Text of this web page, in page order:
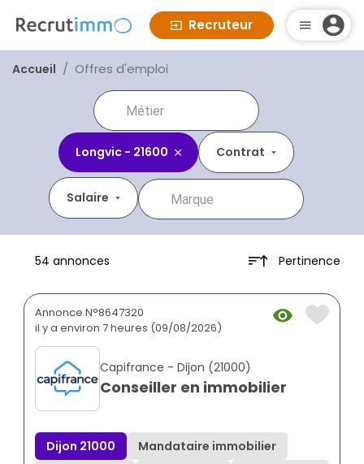
Recruteur
Accueil Offres d'emploi
Longvic - 21600 Contrat
Salaire
54 annonces Pertinence
Annonce N°8647320
il y a environ 7 heures (09/08/2026)
Capifrance - Dijon (21000)
Conseiller en immobilier
Dijon 21000
Mandataire immobilier